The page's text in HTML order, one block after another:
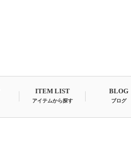
ITEM LIST
アイテムから探す
BLOG
ブログ